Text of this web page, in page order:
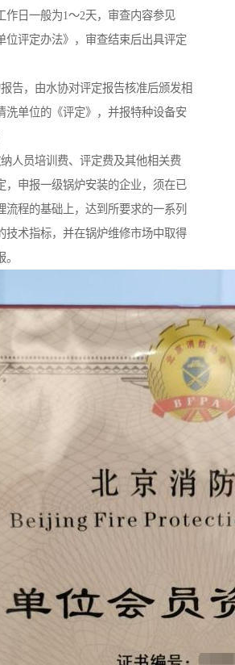
作日一般为1～2天，审查内容参见
位评定办法》，审查结束后出具评定
告，由水协对评定报告核准后颁发相
洗单位的《评定》，并报特种设备安
人员培训费、评定费及其他相关费
，申报一级锅炉安装的企业，须在已
流程的基础上，达到所要求的一系列
技术指标，并在锅炉维修市场中取得